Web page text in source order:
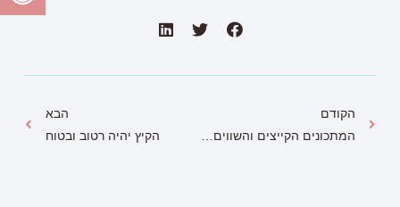
הקודם
המתכונים הקייצים והשווים לקיץ
הבא
הקיץ יהיה רטוב ובטוח